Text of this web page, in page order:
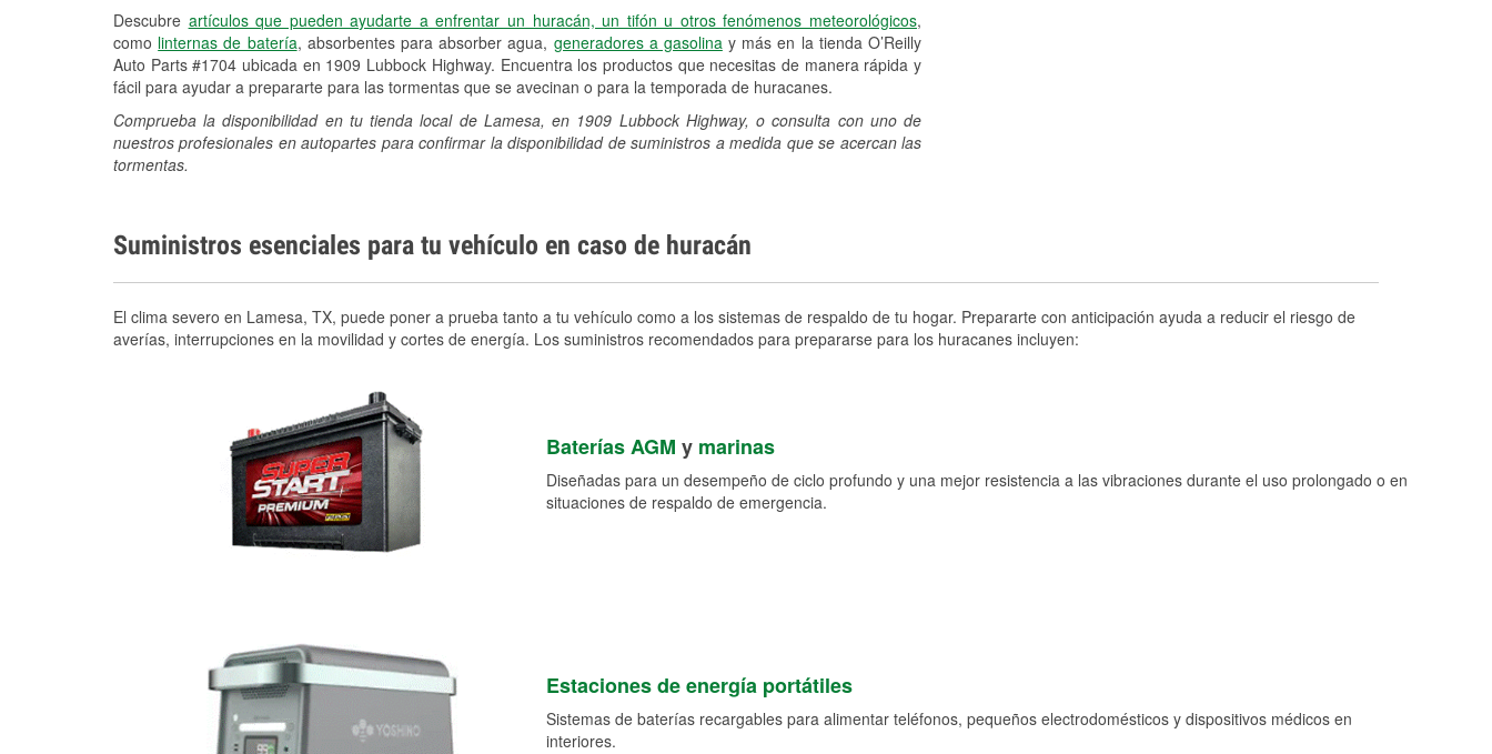
Descubre artículos que pueden ayudarte a enfrentar un huracán, un tifón u otros fenómenos meteorológicos,
como linternas de batería, absorbentes para absorber agua, generadores a gasolinay más en la tienda O’Reilly
Auto Parts #1704 ubicada en 1909 Lubbock Highway. Encuentra los productos que necesitas de manera rápida y
fácil para ayudar a prepararte para las tormentas que se avecinan o para la temporada de huracanes.
Comprueba la disponibilidad en tu tienda local de Lamesa, en 1909 Lubbock Highway, o consulta con uno de
nuestros profesionales en autopartes para confirmar la disponibilidad de suministros a medida que se acercan las
tormentas.
Conoce más
Suministros esenciales para tu vehículo en caso de huracán
El clima severo en Lamesa, TX, puede poner a prueba tanto a tu vehículo como a los sistemas de respaldo de tu hogar. Prepararte con anticipación ayuda a reducir el riesgo de
averías, interrupciones en la movilidad y cortes de energía. Los suministros recomendados para prepararse para los huracanes incluyen:
Baterías AGM y marinas
Diseñadas para un desempeño de ciclo profundo y una mejor resistencia a las vibraciones durante el uso prolongado o en
situaciones de respaldo de emergencia.
Estaciones de energía portátiles
Sistemas de baterías recargables para alimentar teléfonos, pequeños electrodomésticos y dispositivos médicos en
interiores.